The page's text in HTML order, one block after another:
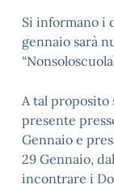
Si informano i
gennaio sarà
A tal proposito
presente
Gennaio e
29 Gennaio,
incontrare i